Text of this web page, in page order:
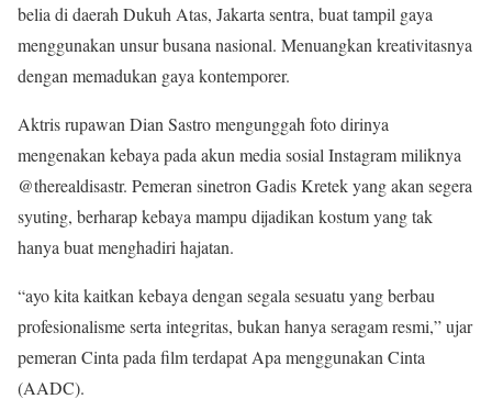
belia di daerah Dukuh Atas, Jakarta sentra, buat tampil gaya
menggunakan unsur busana nasional. Menuangkan kreativitasnya
dengan memadukan gaya kontemporer.
Aktris rupawan Dian Sastro mengunggah foto dirinya
mengenakan kebaya pada akun media sosial Instagram miliknya
@therealdisastr. Pemeran sinetron Gadis Kretek yang akan segera
syuting, berharap kebaya mampu dijadikan kostum yang tak
hanya buat menghadiri hajatan.
“ayo kita kaitkan kebaya dengan segala sesuatu yang berbau
profesionalisme serta integritas, bukan hanya seragam resmi,” ujar
pemeran Cinta pada film terdapat Apa menggunakan Cinta
(AADC).